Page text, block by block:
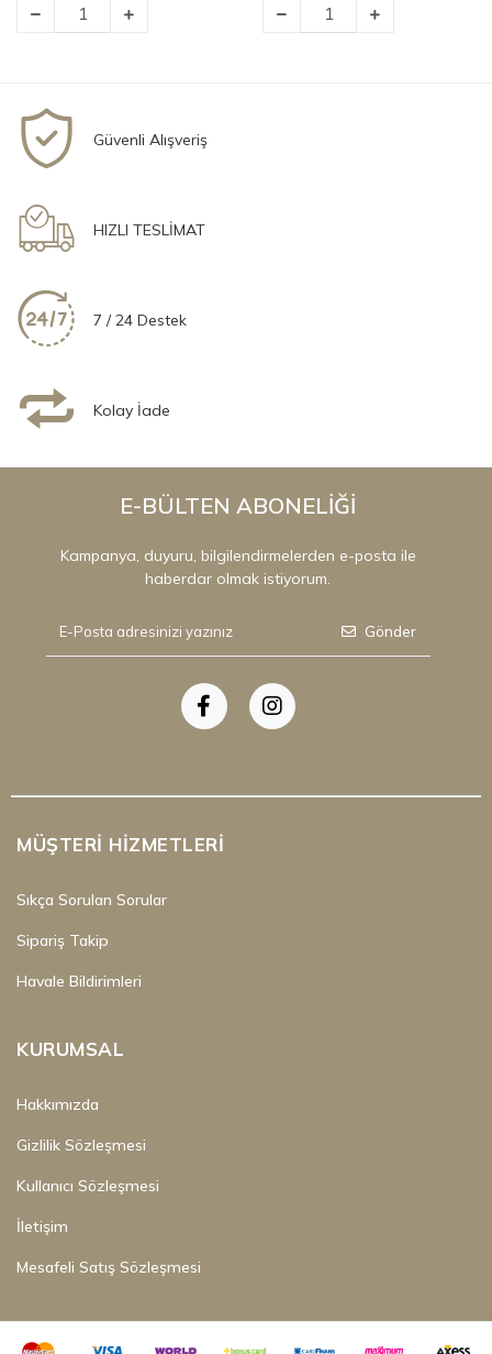
Güvenli Alışveriş
HIZLI TESLİMAT
7 / 24 Destek
Kolay İade
E-BÜLTEN ABONELİĞİ
Kampanya, duyuru, bilgilendirmelerden e-posta ile
haberdar olmak istiyorum.
Gönder
MÜŞTERI HIZMETLERI
Sıkça Sorulan Sorular
Sipariş Takip
Havale Bildirimleri
KURUMSAL
Hakkımızda
Gizlilik Sözleşmesi
Kullanıcı Sözleşmesi
İletişim
Mesafeli Satış Sözleşmesi